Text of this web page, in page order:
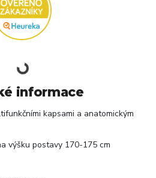
informace
kapsami a anatomickým
výšku postavy 170-175 cm